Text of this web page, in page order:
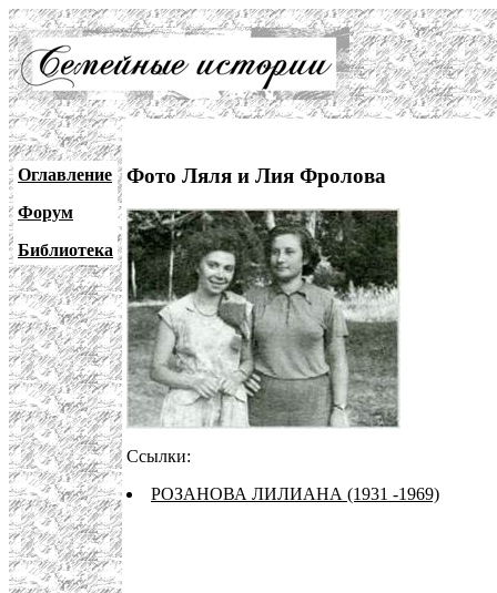
Оглавление
Форум
Библиотека
Фото Ляля и Лия Фролова
Ссылки:
РОЗАНОВА ЛИЛИАНА (1931 -1969)